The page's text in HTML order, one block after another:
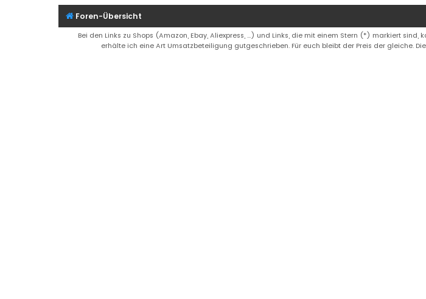
Foren-Übersicht
Bei den Links zu Shops (Amazon, Ebay, Aliexpress, ...) und Links, die mit einem Stern (*) markiert
erhälte ich eine Art Umsatzbeteiligung gutgeschrieben. Für euch bleibt der Preis der gleiche.